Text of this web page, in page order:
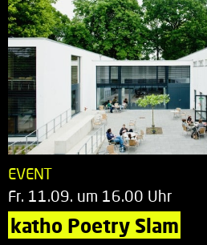
EVENT
Fr. 11.09. um 16.00 Uhr
katho Poetry Slam